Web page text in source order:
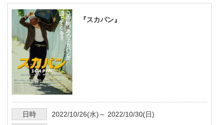
『スカパン』
日時 2022/10/26(水)～ 2022/10/30(日)